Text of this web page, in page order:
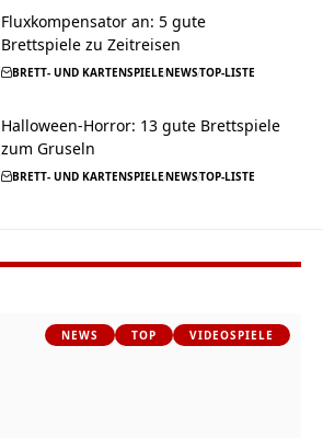
Fluxkompensator an: 5 gute
Brettspiele zu Zeitreisen
BRETT- UND KARTENSPIELENEWSTOP-LISTE
Halloween-Horror: 13 gute Brettspiele
zum Gruseln
BRETT- UND KARTENSPIELENEWSTOP-LISTE
NEWS TOP VIDEOSPIELE